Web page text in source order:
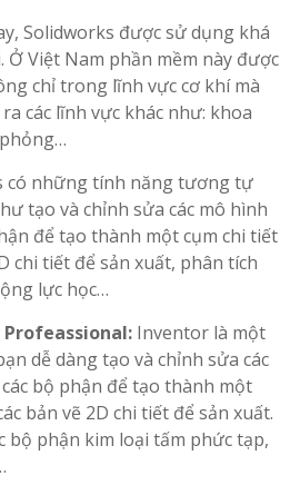
Solidworks được sử dụng khá
Việt Nam phần mềm này được
chỉ trong lĩnh vực cơ khí mà
các lĩnh vực khác như: khoa
có những tính năng tương tự
tạo và chỉnh sửa các mô hình
để tạo thành một cụm chi tiết
chi tiết để sản xuất, phân tích
lực học…
Inventor là một
dễ dàng tạo và chỉnh sửa các
bộ phận để tạo thành một
bản vẽ 2D chi tiết để sản xuất.
bộ phận kim loại tấm phức tạp,